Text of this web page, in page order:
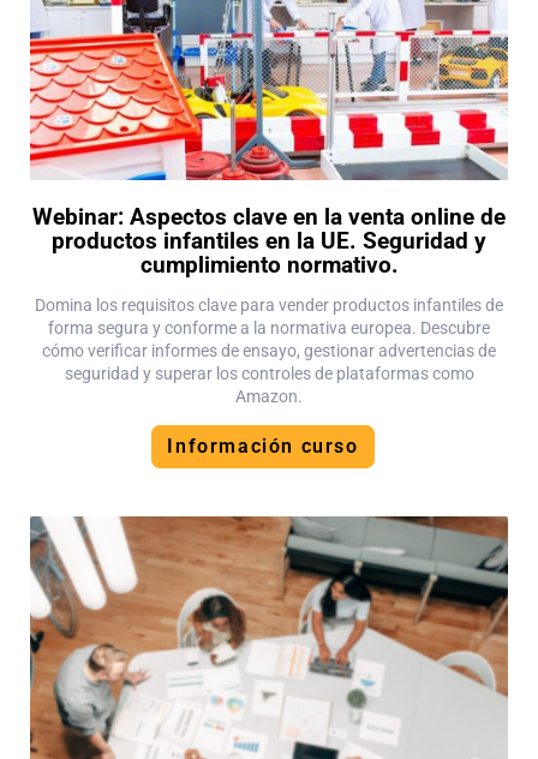
Webinar: Aspectos clave en la venta online de
productos infantiles en la UE. Seguridad y
cumplimiento normativo.
Domina los requisitos clave para vender productos infantiles de
forma segura y conforme a la normativa europea. Descubre
cómo verificar informes de ensayo, gestionar advertencias de
seguridad y superar los controles de plataformas como
Amazon.
Información curso